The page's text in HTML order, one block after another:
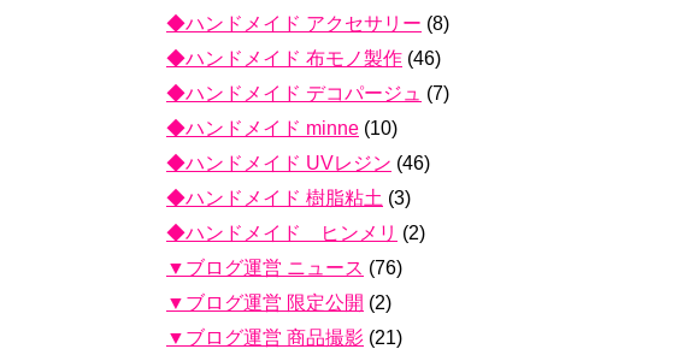
◆ハンドメイド アクセサリー (8)
◆ハンドメイド 布モノ製作 (46)
◆ハンドメイド デコパージュ (7)
◆ハンドメイド minne (10)
◆ハンドメイド UVレジン (46)
◆ハンドメイド 樹脂粘土 (3)
◆ハンドメイド ヒンメリ (2)
▼ブログ運営 ニュース (76)
▼ブログ運営 限定公開 (2)
▼ブログ運営 商品撮影 (21)